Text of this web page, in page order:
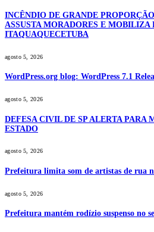
INCÊNDIO DE GRANDE
ASSUSTA MORADORES E MOBILIZA
ITAQUAQUECETUBA
agosto 5, 2026
WordPress.org blog: WordPress 7.1
agosto 5, 2026
DEFESA CIVIL DE SP ALERTA PARA
ESTADO
agosto 5, 2026
Prefeitura limita som de artistas de rua
agosto 5, 2026
Prefeitura mantém rodízio suspenso no